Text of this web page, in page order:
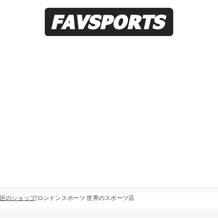
のショップ ロンドンスポーツ 世界のスポーツ店